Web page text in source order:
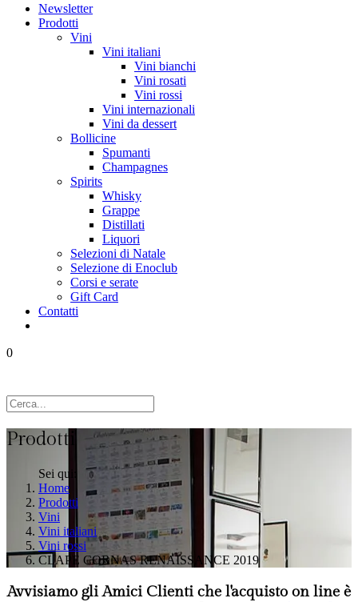
Newsletter
Prodotti
Vini
Vini italiani
Vini bianchi
Vini rosati
Vini rossi
Vini internazionali
Vini da dessert
Bollicine
Spumanti
Champagnes
Spirits
Whisky
Grappe
Distillati
Liquori
Selezioni di Natale
Selezione di Enoclub
Corsi e serate
Gift Card
Contatti
0
Prodotti
Sei qui:
Home
Prodotti
Vini
Vini italiani
Vini rossi
CLAPE CORNAS RENAISSANCE 2019
Avvisiamo gli Amici Clienti che l'acquisto on line è